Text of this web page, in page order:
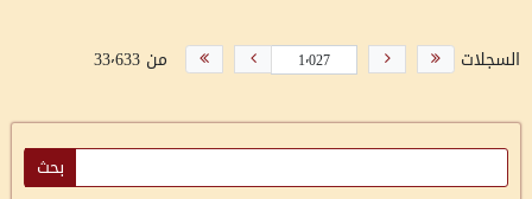
السجلات من 33٬633